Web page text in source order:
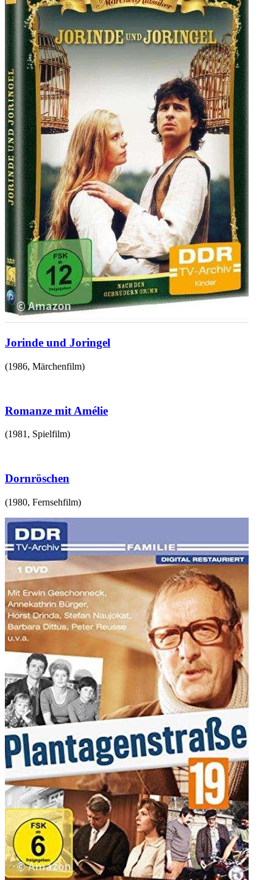
Jorinde und Joringel
(1986, Märchenfilm)
Romanze mit Amélie
(1981, Spielfilm)
Dornröschen
(1980, Fernsehfilm)